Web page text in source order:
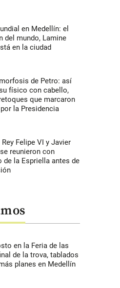
en Medellín: el
del mundo, Lamine
en la ciudad
de Petro: así
físico con cabello,
que marcaron
la Presidencia
Rey Felipe VI y Javier
reunieron con
de la Espriella antes de
en la Feria de las
de la trova, tablados
planes en Medellín